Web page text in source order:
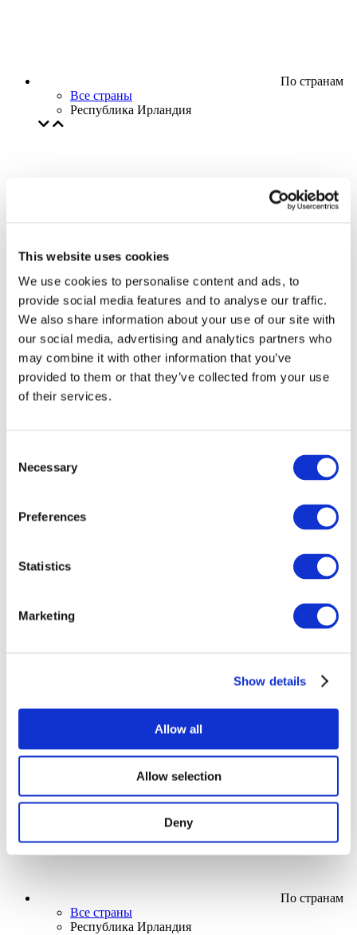
This website uses cookies
We use cookies to personalise content and ads, to
provide social media features and to analyse our traffic.
We also share information about your use of our site with
our social media, advertising and analytics partners who
may combine it with other information that you’ve
provided to them or that they’ve collected from your use
of their services.
Selection
Necessary
Preferences
Statistics
Marketing
Show details
Allow all
Allow selection
Deny
По странам
Все страны
Республика Ирландия
Творческий вечер
Наше спецпредложение
Применить
По странам
Все страны
Республика Ирландия